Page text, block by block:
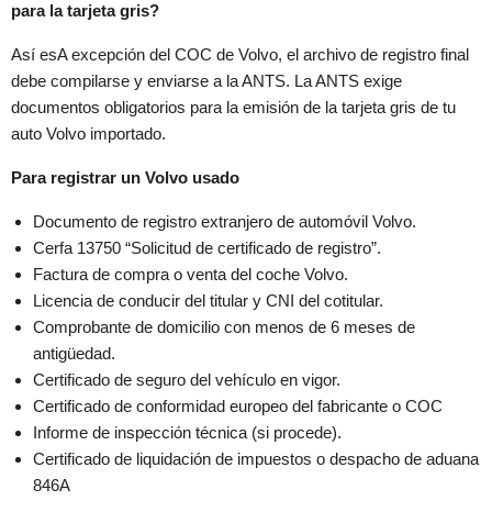
para la tarjeta gris?
Así esA excepción del COC de Volvo, el archivo de registro final
debe compilarse y enviarse a la ANTS. La ANTS exige
documentos obligatorios para la emisión de la tarjeta gris de tu
auto Volvo importado.
Para registrar un Volvo usado
Documento de registro extranjero de automóvil Volvo.
Cerfa 13750 “Solicitud de certificado de registro”.
Factura de compra o venta del coche Volvo.
Licencia de conducir del titular y CNI del cotitular.
Comprobante de domicilio con menos de 6 meses de
antigüedad.
Certificado de seguro del vehículo en vigor.
Certificado de conformidad europeo del fabricante o COC
Informe de inspección técnica (si procede).
Certificado de liquidación de impuestos o despacho de aduana
846A